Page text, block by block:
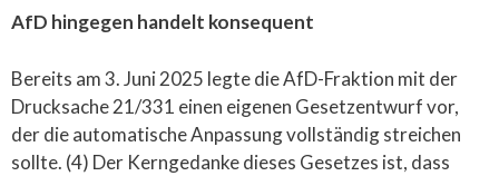
AfD hingegen handelt konsequent
Bereits am 3. Juni 2025 legte die AfD-Fraktion mit der
Drucksache 21/331 einen eigenen Gesetzentwurf vor,
der die automatische Anpassung vollständig streichen
sollte. (4) Der Kerngedanke dieses Gesetzes ist, dass